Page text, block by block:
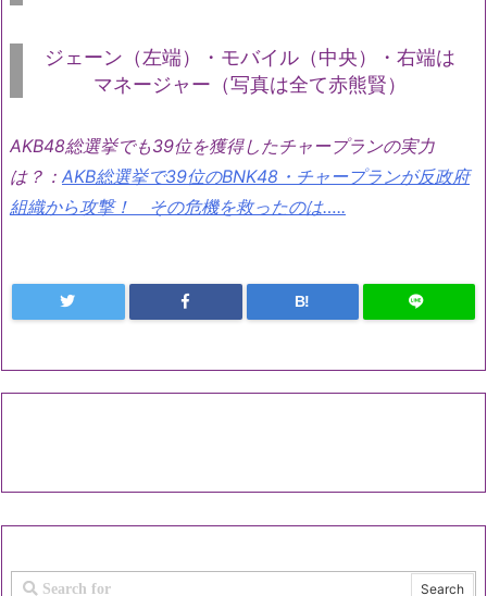
ジェーン（左端）・モバイル（中央）・右端は
マネージャー（写真は全て赤熊賢）
AKB48総選挙でも39位を獲得したチャープランの実力
は？： AKB総選挙で39位のBNK48・チャープランが反政府
組織から攻撃！ その危機を救ったのは…..
B!